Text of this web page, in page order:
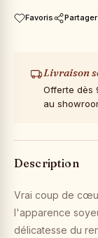
Favoris Partager
Livraison
Offerte dès
au
Description
Vrai coup de
l'apparence
délicatesse du